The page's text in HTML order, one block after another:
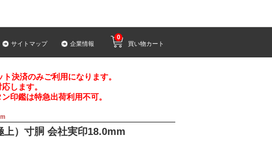
サイトマップ 企業情報 買い物カート
0
決済のみご利用になります。
します。
印鑑は特急出荷利用不可。
上）寸胴 会社実印18.0mm